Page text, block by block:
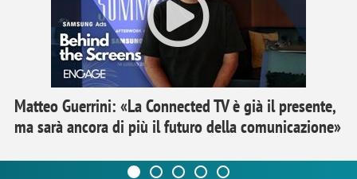
Matteo Guerrini: «La Connected TV è già il presente,
ma sarà ancora di più il futuro della comunicazione»